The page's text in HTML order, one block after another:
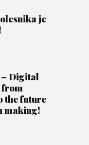
je
Digital
the future
making!